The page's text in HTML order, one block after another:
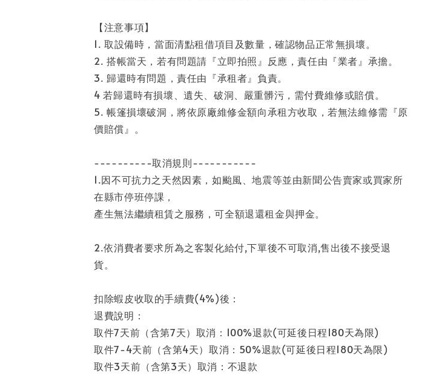
【注意事項】
1. 取設備時，當面清點租借項目及數量，確認物品正常無損壞。
2. 搭帳當天，若有問題請『立即拍照』反應，責任由『業者』承擔。
3. 歸還時有問題，責任由『承租者』負責。
4 若歸還時有損壞、遺失、破洞、嚴重髒污，需付費維修或賠償。
5. 帳篷損壞破洞，將依原廠維修金額向承租方收取，若無法維修需『原
價賠償』。
----------取消規則-----------
1.因不可抗力之天然因素，如颱風、地震等並由新聞公告賣家或買家所
在縣市停班停課，
產生無法繼續租賃之服務，可全額退還租金與押金。
2.依消費者要求所為之客製化給付,下單後不可取消,售出後不接受退
貨。
扣除蝦皮收取的手續費(4%)後：
退費說明：
取件7天前（含第7天）取消：100%退款(可延後日程180天為限)
取件7-4天前（含第4天）取消：50%退款(可延後日程180天為限)
取件3天前（含第3天）取消：不退款